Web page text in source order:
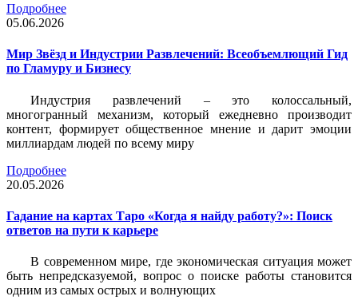
Подробнее
05.06.2026
Мир Звёзд и Индустрии Развлечений: Всеобъемлющий Гид
по Гламуру и Бизнесу
Индустрия развлечений – это колоссальный,
многогранный механизм, который ежедневно производит
контент, формирует общественное мнение и дарит эмоции
миллиардам людей по всему миру
Подробнее
20.05.2026
Гадание на картах Таро «Когда я найду работу?»: Поиск
ответов на пути к карьере
В современном мире, где экономическая ситуация может
быть непредсказуемой, вопрос о поиске работы становится
одним из самых острых и волнующих